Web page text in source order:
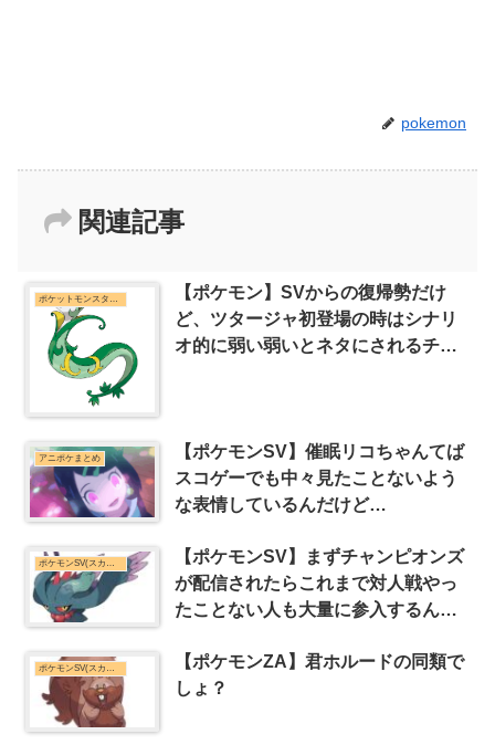
pokemon
関連記事
ポケットモンスターシリーズまとめ
【ポケモン】SVからの復帰勢だけ
ど、ツタージャ初登場の時はシナリ
オ的に弱い弱いとネタにされるチコ
アニポケまとめ
【ポケモンSV】催眠リコちゃんてば
スコゲーでも中々見たことないよう
な表情しているんだけど…
ポケモンSV(スカーレット・バイオレット)まとめ
【ポケモンSV】まずチャンピオンズ
が配信されたらこれまで対人戦やっ
たことない人も大量に参入するんだ
ポケモンSV(スカーレット・バイオレット)まとめ
【ポケモンZA】君ホルードの同類で
しょ？